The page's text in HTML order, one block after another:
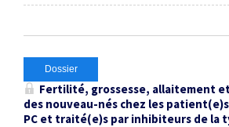
Dossier
Fertilité, grossesse, allaitement
des nouveau-nés chez les
PC et traité(e)s par inhibiteurs de la